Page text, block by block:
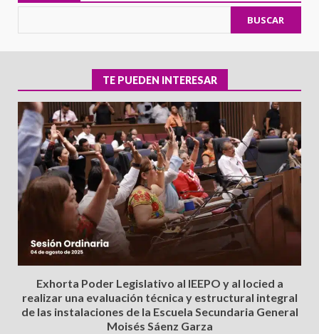
BUSCAR
TE PUEDEN INTERESAR
Exhorta Poder Legislativo al IEEPO y al Iocied a
realizar una evaluación técnica y estructural integral
de las instalaciones de la Escuela Secundaria General
Moisés Sáenz Garza